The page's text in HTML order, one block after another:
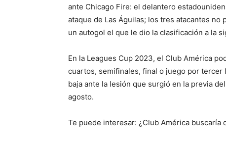
ante Chicago Fire: el delantero
ataque de Las Águilas; los tres atacantes
un autogol el que le dio la clasificación a la
En la Leagues Cup 2023, el Club América
cuartos, semifinales, final o juego por
baja ante la lesión que surgió en la previa
agosto.
Te puede interesar: ¿Club América